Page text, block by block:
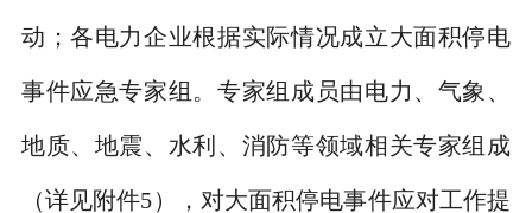
动；各电力企业根据实际情况成立大面积停电
事件应急专家组。专家组成员由电力、气象、
地质、地震、水利、消防等领域相关专家组成
（详见附件5），对大面积停电事件应对工作提